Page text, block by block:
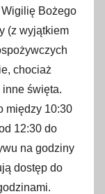
Wigilię Bożego
(z wyjątkiem
chociaż
święta.
między 10:30
12:30 do
na godziny
dostęp do